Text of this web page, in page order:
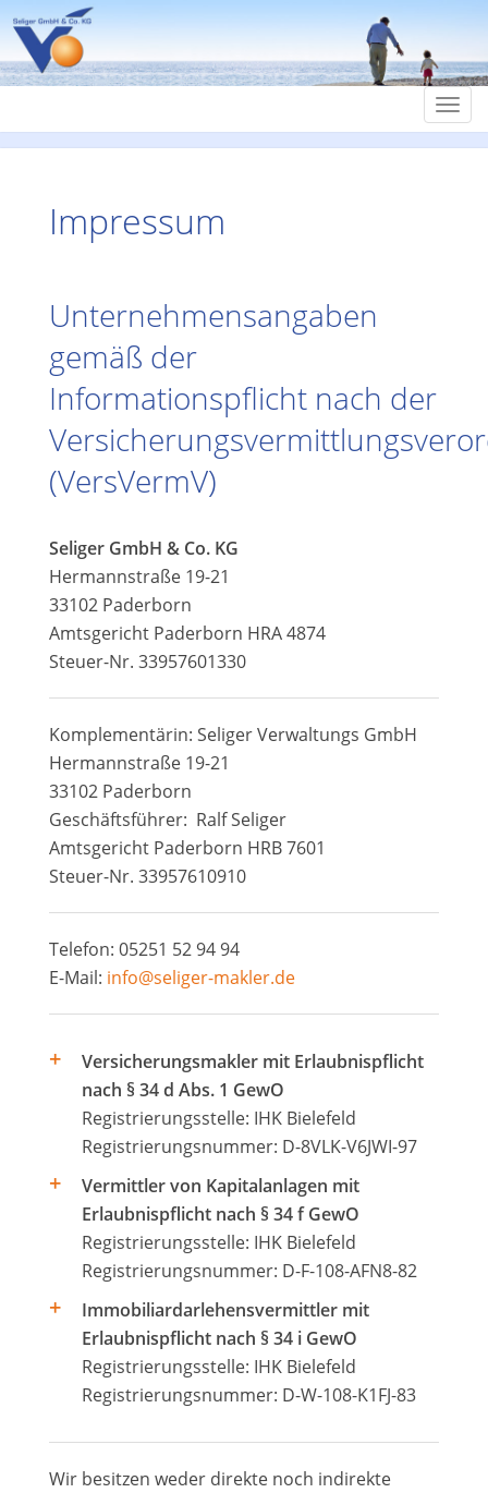
Impressum
Unternehmensangaben
gemäß der
Informationspflicht nach der
(VersVermV)
Seliger GmbH & Co. KG
Hermannstraße 19-21
33102 Paderborn
Amtsgericht Paderborn HRA 4874
Steuer-Nr. 33957601330
Komplementärin: Seliger Verwaltungs GmbH
Hermannstraße 19-21
33102 Paderborn
Geschäftsführer: Ralf Seliger
Amtsgericht Paderborn HRB 7601
Steuer-Nr. 33957610910
Telefon: 05251 52 94 94
E-Mail: info@seliger-makler.de
Versicherungsmakler mit Erlaubnispflicht
nach § 34 d Abs. 1 GewO
Registrierungsstelle: IHK Bielefeld
Registrierungsnummer: D-8VLK-V6JWI-97
Vermittler von Kapitalanlagen mit
Erlaubnispflicht nach § 34 f GewO
Registrierungsstelle: IHK Bielefeld
Registrierungsnummer: D-F-108-AFN8-82
Immobiliardarlehensvermittler mit
Erlaubnispflicht nach § 34 i GewO
Registrierungsstelle: IHK Bielefeld
Registrierungsnummer: D-W-108-K1FJ-83
Wir besitzen weder direkte noch indirekte